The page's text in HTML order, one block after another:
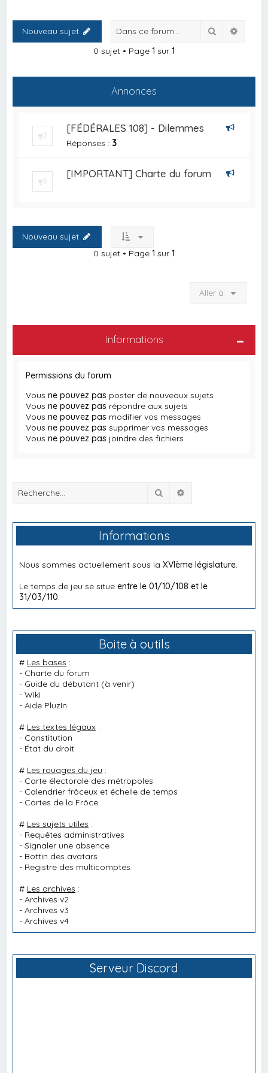
Nouveau sujet Rechercher
0 sujet • Page 1 sur 1
Annonces
[FÉDÉRALES 108] - Dilemmes
Réponses : 3
[IMPORTANT] Charte du forum
Nouveau sujet
0 sujet • Page 1 sur 1
Aller à
Informations
Permissions du forum
Vousne pouvez pas poster de nouveaux sujets
Vousne pouvez pas répondre aux sujets
Vousne pouvez pas modifier vos messages
Vousne pouvez pas supprimer vos messages
Vousne pouvez pas joindre des fichiers
Rechercher
Informations
Nous sommes actuellement sous laXVIème législature
Le temps de jeu se situeentre le 01/10/108 et le
31/03/110
Boite à outils
# Les bases :
- Charte du forum
- Guide du débutant (à venir)
-Wiki
-Aide PluzIn
# Les textes légaux :
- Constitution
- État du droit
# Les rouages du jeu :
- Carte électorale des métropoles
- Calendrier frôceux et échelle de temps
- Cartes de la Frôce
# Les sujets utiles :
- Requêtes administratives
-Signaler une absence
- Bottin des avatars
- Registre des multicomptes
# Les archives :
-Archives v2
-Archives v3
-Archives v4
Serveur Discord